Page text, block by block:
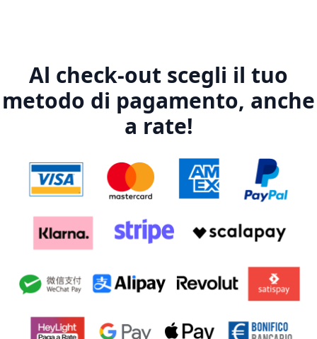
Al check-out scegli il tuo
metodo di pagamento, anche
a rate!